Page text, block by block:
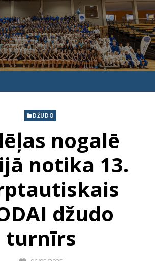
DŽUDO
nogalē
notika 13.
džudo
turnīrs